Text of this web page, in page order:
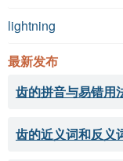
lightning
最新发布
齿的拼音与易错用
齿的近义词和反义